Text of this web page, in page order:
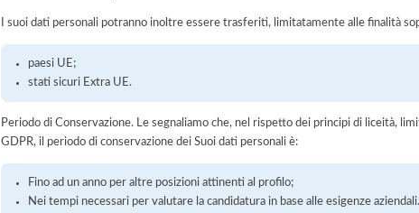
I suoi dati personali potranno inoltre essere trasferiti, limitatamente alle finalità
paesi UE;
stati sicuri Extra UE.
Periodo di Conservazione. Le segnaliamo che, nel rispetto dei principi di liceità,
GDPR, il periodo di conservazione dei Suoi dati personali è:
Fino ad un anno per altre posizioni attinenti al profilo;
Nei tempi necessari per valutare la candidatura in base alle esigenze aziendali.